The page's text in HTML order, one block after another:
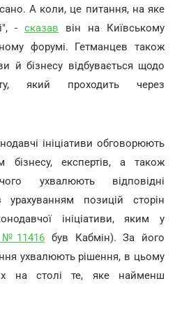
А коли, це питання, на яке
- сказав він на Київському
форумі. Гетманцев також
й бізнесу відбувається щодо
який проходить через
ініціативи обговорюють
бізнесу, експертів, а також
ухвалюють відповідні
позицій сторін
ініціативи, яким у
№11416 був Кабмін). За його
ухвалюють рішення, в цьому
на столі те, яке найменш